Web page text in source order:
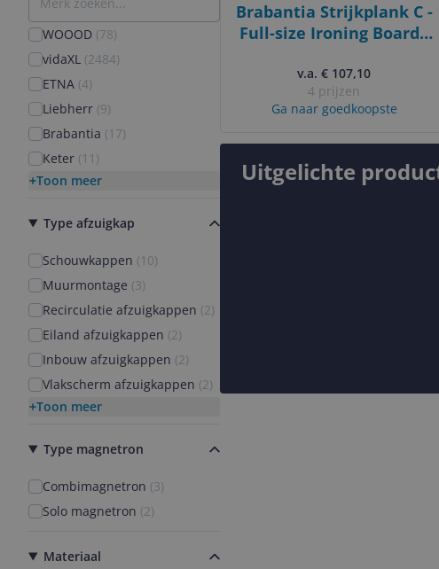
WOOOD (78)
vidaXL (2484)
ETNA (4)
Liebherr (9)
Brabantia (17)
Keter (11 )
Toon meer
Type afzuigkap
Schouwkappen (10)
Muurmontage (3)
Recirculatie afzuigkappen (2)
Eiland afzuigkappen (2)
Inbouw afzuigkappen (2)
Vlakscherm afzuigkappen (2)
Toon meer
Type magnetron
Combimagnetron (3)
Solo magnetron (2)
Materiaal
Brabantia Strijkplank C -
Full-size Ironing Board -
v.a. € 107,10
4 prijzen
Ga naar goedkoopste
Uitgelichte